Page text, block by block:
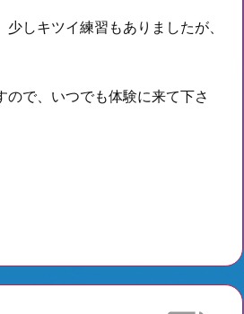
しキツイ練習もありましたが、
ので、いつでも体験に来て下さ